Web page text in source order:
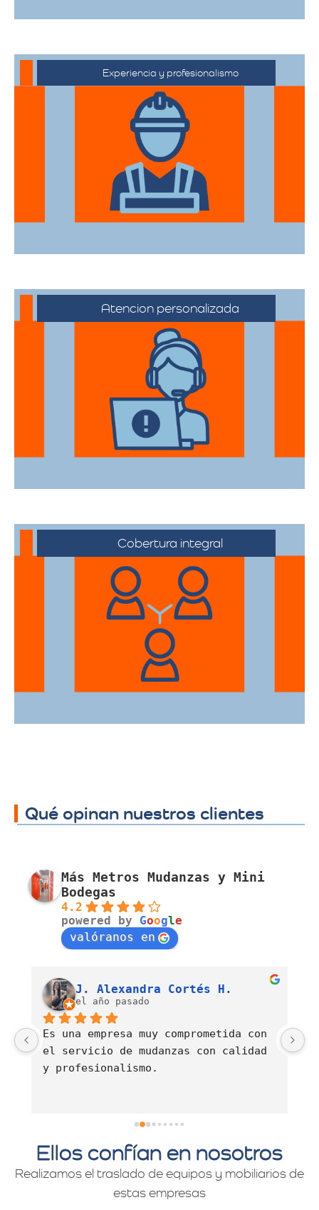
Experiencia y profesionalismo
Contamos con una extensa trayectoria
en el sector de trasteos, ofreciendo un
servicio confiable y de alta calidad.
Atencion personalizada
Nuestros asesores están a su disposición
para acompañarte en cada etapa del
proceso, asegurando que todas sus
necesidades sean atendidas.
Cobertura integral
Ofrecemos servicios de trasteos en toda
la ciudad de Sogamoso, facilitando su
traslado a cualquier sector.
Qué opinan nuestros clientes
Más Metros Mudanzas y Mini
Bodegas
4.2
powered by Google
valóranos en
J. Alexandra Cortés H.
el año pasado
Es una empresa muy comprometida con
el servicio de mudanzas con calidad
y profesionalismo.
Ellos confían en nosotros
Realizamos el traslado de equipos y mobiliarios de
estas empresas